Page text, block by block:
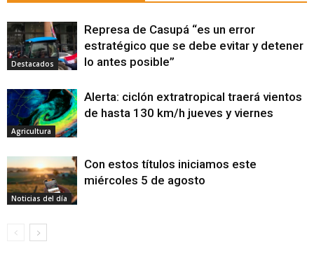
Destacados
Represa de Casupá “es un error
estratégico que se debe evitar y detener
lo antes posible”
Agricultura
Alerta: ciclón extratropical traerá vientos
de hasta 130 km/h jueves y viernes
Noticias del día
Con estos títulos iniciamos este
miércoles 5 de agosto